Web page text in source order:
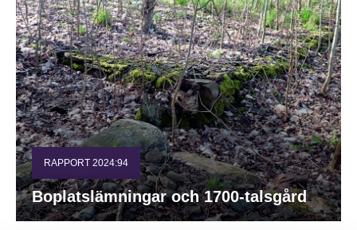
RAPPORT 2024:94
Boplatslämningar och 1700-talsgård